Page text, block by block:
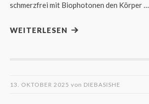
schmerzfrei mit Biophotonen den Körper …
WEITERLESEN
13. OKTOBER 2025 von DIEBASISHE